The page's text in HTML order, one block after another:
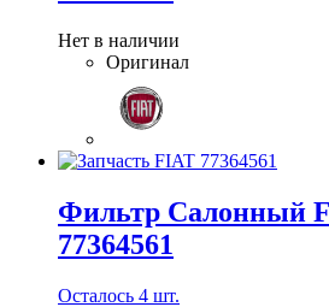
Нет в наличии
Оригинал
Фильтр Салонный
77364561
Осталось 4 шт.